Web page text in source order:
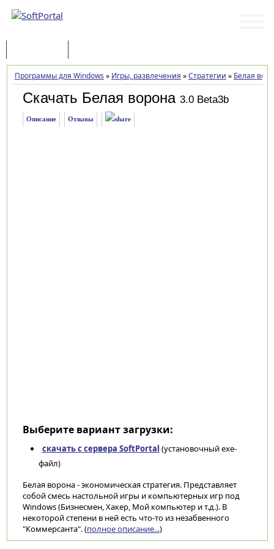
Программы для Windows » Игры, развлечения »Стратегии » Белая
Скачать Белая ворона 3.0 Beta3b
Описание Отзывы
Выберите вариант загрузки:
скачать с сервера SoftPortal (установочный exe-
файл)
Белая ворона - экономическая стратегия. Представляет
собой смесь настольной игры и компьютерных игр под
Windows (Бизнесмен, Хакер, Мой компьютер и т.д.). В
некоторой степени в ней есть что-то из незабвенного
"Коммерсанта". (полное описание...)